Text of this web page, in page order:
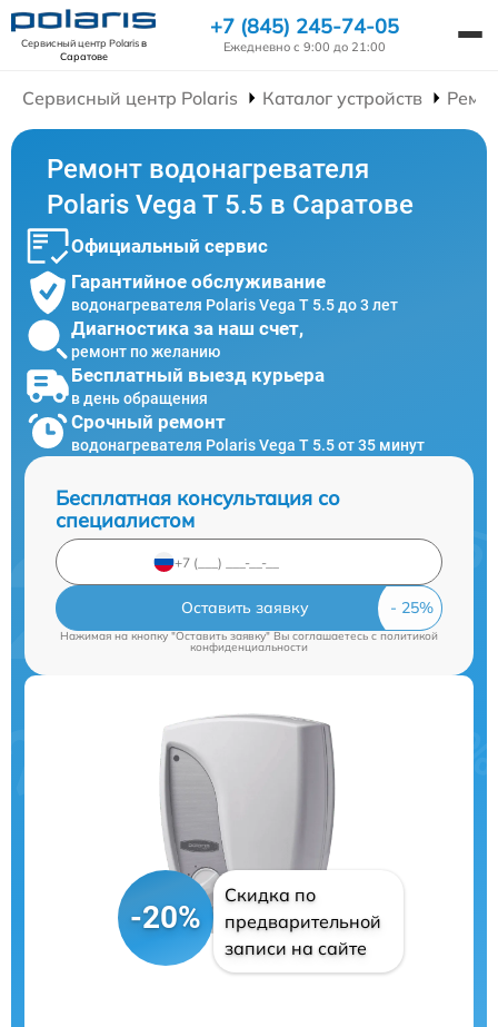
Сервисный центр Polarisв
Саратове
+7 (845) 245-74-05
Ежедневно с 9:00 до 21:00
Сервисный центр Polaris Каталог устройств
Ремонт водонагревателя
Polaris Vega T 5.5 в Саратове
Официальный сервис
Гарантийное обслуживание
водонагревателя Polaris Vega T 5.5 до 3 лет
Диагностика за наш счет,
ремонт по желанию
Бесплатный выезд курьера
в день обращения
Срочный ремонт
водонагревателя Polaris Vega T 5.5 от 35 минут
Бесплатная консультация со
специалистом
Оставить заявку
Нажимая на кнопку "Оставить заявку" Вы соглашаетесь cполитикой
конфиденциальности
-20%
Скидка по
предварительной
записи на сайте